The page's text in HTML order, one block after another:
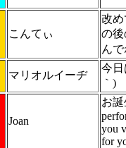
こんてぃ
改
の
ん
マリオルイーヂ
今
｀)
Joan
お誕
you
for